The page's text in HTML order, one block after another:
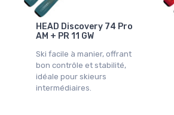
HEAD Discovery 74 Pro
AM + PR 11 GW
Ski facile à manier, offrant
bon contrôle et stabilité,
idéale pour skieurs
intermédiaires.